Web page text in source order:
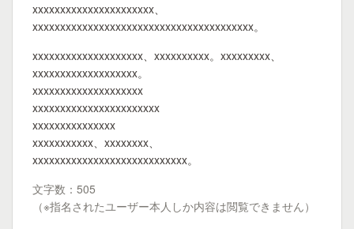
xxxxxxxxxxxxxxxxxxxxxx、
xxxxxxxxxxxxxxxxxxxxxxxxxxxxxxxxxxxxxxxx。
xxxxxxxxxxxxxxxxxxxx、xxxxxxxxxx。xxxxxxxxx、
xxxxxxxxxxxxxxxxxxx。
xxxxxxxxxxxxxxxxxxxx
xxxxxxxxxxxxxxxxxxxxxxx
xxxxxxxxxxxxxxx
xxxxxxxxxxx、xxxxxxxx、
xxxxxxxxxxxxxxxxxxxxxxxxxxxx。
文字数：505
（※指名されたユーザー本人しか内容は閲覧できません）